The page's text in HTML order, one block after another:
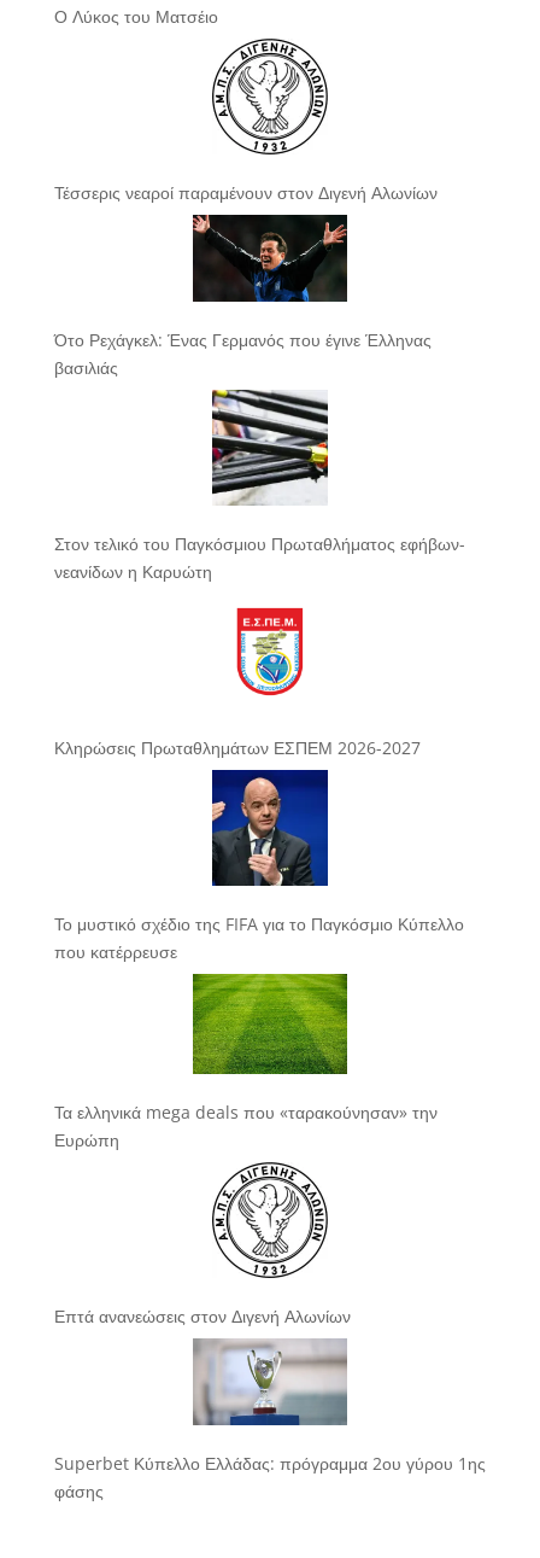
Ο Λύκος του Ματσέιο
Τέσσερις νεαροί παραμένουν στον Διγενή Αλωνίων
Ότο Ρεχάγκελ: Ένας Γερμανός που έγινε Έλληνας
βασιλιάς
Στον τελικό του Παγκόσμιου Πρωταθλήματος εφήβων-
νεανίδων η Καρυώτη
Κληρώσεις Πρωταθλημάτων ΕΣΠΕΜ 2026-2027
Το μυστικό σχέδιο της FIFA για το Παγκόσμιο Κύπελλο
που κατέρρευσε
Τα ελληνικά mega deals που «ταρακούνησαν» την
Ευρώπη
Επτά ανανεώσεις στον Διγενή Αλωνίων
Superbet Κύπελλο Ελλάδας: πρόγραμμα 2ου γύρου 1ης
φάσης